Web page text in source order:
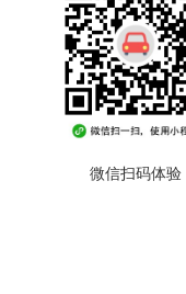
微信扫码体验